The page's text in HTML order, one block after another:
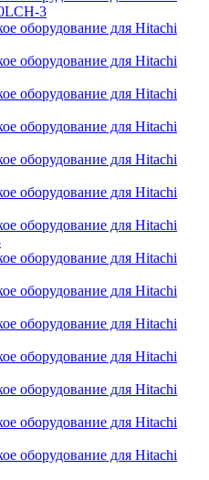
3
оборудование для Hitachi
оборудование для Hitachi
оборудование для Hitachi
оборудование для Hitachi
оборудование для Hitachi
оборудование для Hitachi
оборудование для Hitachi
оборудование для Hitachi
оборудование для Hitachi
оборудование для Hitachi
оборудование для Hitachi
оборудование для Hitachi
оборудование для Hitachi
оборудование для Hitachi